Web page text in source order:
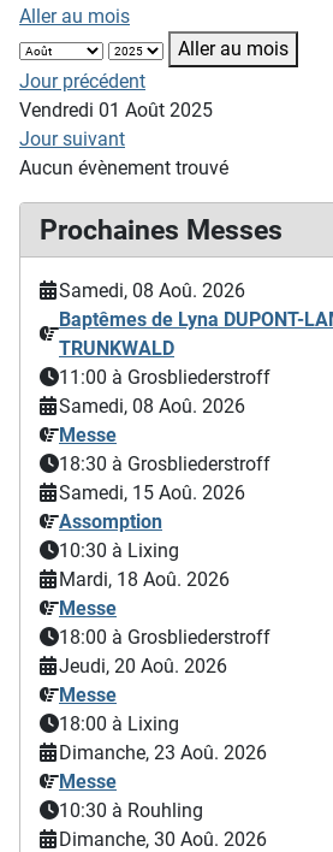
Aller au mois
Aller au mois
Jour précédent
Vendredi 01 Août 2025
Jour suivant
Aucun évènement trouvé
Prochaines Messes
Samedi, 08 Aoû. 2026
Baptêmes de Lyna DUPONT-
TRUNKWALD
11:00 à Grosbliederstroff
Samedi, 08 Aoû. 2026
Messe
18:30 à Grosbliederstroff
Samedi, 15 Aoû. 2026
Assomption
10:30 à Lixing
Mardi, 18 Aoû. 2026
Messe
18:00 à Grosbliederstroff
Jeudi, 20 Aoû. 2026
Messe
18:00 à Lixing
Dimanche, 23 Aoû. 2026
Messe
10:30 à Rouhling
Dimanche, 30 Aoû. 2026